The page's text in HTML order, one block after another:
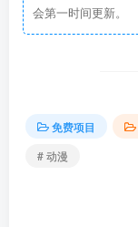
会第一时间更新。
免费项目
# 动漫